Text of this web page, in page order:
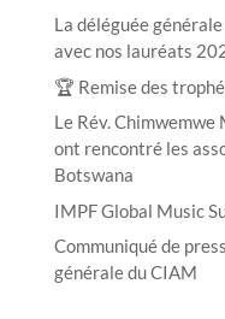
La déléguée
avec nos lauréats
🏆 Remise des
Le Rév.
ont rencontré les
Botswana
IMPF Global Music
Communiqué de
générale du CIAM